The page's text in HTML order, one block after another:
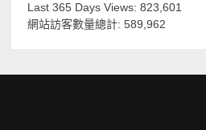
Last 365 Days Views:823,601
網站訪客數量總計:589,962